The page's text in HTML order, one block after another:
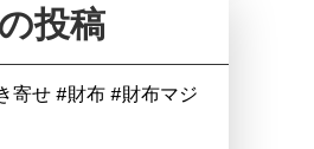
投稿
寄せ #財布 #財布マジ